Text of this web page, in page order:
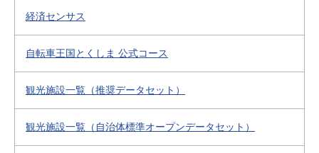
経済センサス
自転車王国とくしま 公式コース
観光施設一覧（推奨データセット）
観光施設一覧（自治体標準オープンデータセット）